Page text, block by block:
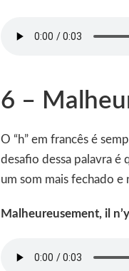
6 –
O “h” em francês é
desafio dessa palavra é
um som mais fechado e
Malheureusement, il